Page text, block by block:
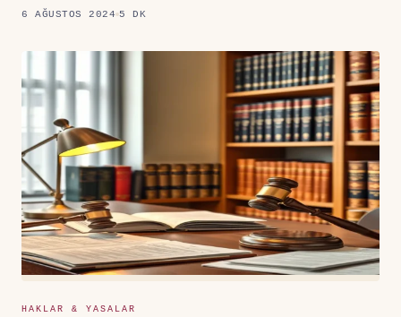
6 AĞUSTOS 2024 5 DK
HAKLAR & YASALAR